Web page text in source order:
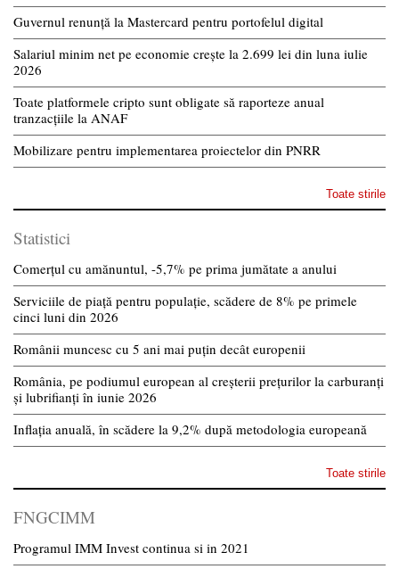
Guvernul renunță la Mastercard pentru portofelul digital
Salariul minim net pe economie crește la 2.699 lei din luna iulie
2026
Toate platformele cripto sunt obligate să raporteze anual
tranzacțiile la ANAF
Mobilizare pentru implementarea proiectelor din PNRR
Toate stirile
Statistici
Comerțul cu amănuntul, -5,7% pe prima jumătate a anului
Serviciile de piață pentru populație, scădere de 8% pe primele
cinci luni din 2026
Românii muncesc cu 5 ani mai puțin decât europenii
România, pe podiumul european al creșterii prețurilor la carburanți
și lubrifianți în iunie 2026
Inflația anuală, în scădere la 9,2% după metodologia europeană
Toate stirile
FNGCIMM
Programul IMM Invest continua si in 2021